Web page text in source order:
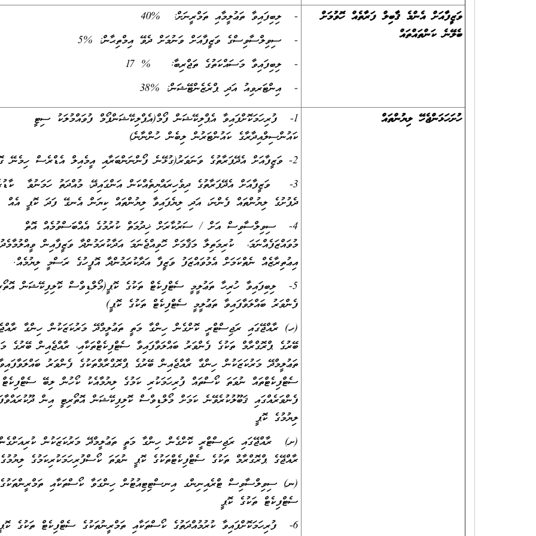
ވަޒީފާއަށް އެންމެ ޤާބިލް ފަރާތެއް ހޮވުމަށް
ބެލޭނެ ކަންތައްތައް
- ލިބިފައިވާ ތަޢުލީމާއި ތަމްރީނަށް: %40
- ސިވިލްސާވިސްގެ ވަޒީފާއަށް ވަނުމަށް ދެވޭ އިމްތިޙާން: %5
- ލިބިފައިވާ މަސައްކަތުގެ ތަޖްރިބާ: % 17
- އިންޓަރވިއު އަދި ޕްރެޒެންޓޭޝަން: %38
ހުށަހަޅަންޖެހޭ ލިޔުންތައް
1- ފުރިހަމަކޮށްފައިވާ އެޕްލިކޭޝަން ފޯމް(އެޕްލިކޭޝަންފޯމް ފުވައްމުލަކު ސިޓީ
ކައުންސިލްއިދާރާގެ ކައުންޓަރުން ލިބެން ހުންނާނެ)
2- ވަޒީފާއަށް އެދޭފަރާތުގެ ވަނަވަރު(ގުޅޭނެ ފޯންނަންބަރާއި އީމެއިލް އެޑްރެސް ހިމެނޭ ގޮތަށް)
3- ވަޒީފާއަށް އެދޭފަރާތުގެ ދިވެހިރައްޔިތެއްކަން އަންގައިދޭ، މުއްދަތު ހަމަނުވާ
ދެފުށުގެ ލިޔުންތައް ފެންނަ، އަދި ލިޔެފައިވާ ލިޔުންތައް ކިޔަން އެނގޭ ފަދަ ކޮޕީ އެއް
4- ސިވިލްސާވިސް އަށް / ސަރުކާރަށް ޚިދުމަތް ކުރުމުގެ އެއްބަސްވުމެއް އޮތް
މުވައްޒަފެއްނަމަ، ކުރިމަތިލާ މަޤާމަށް ހޮވިއްޖެނަމަ އަދާކުރަމުންދާ ވަޒީފާއިން ވީއްލުމާމެދު
އިޢުތިރާޒެއް ނެތްކަމަށް އެމުވައްޒަފު ވަޒީފާ އަދާކުރަމުންދާ އޮފީހުގެ ރަސްމީ ލިޔުމެއް.
5- ލިބިފައިވާ ހުރިހާ ތަޢުލީމީ ސެޓްފިކެޓް ތަކުގެ ކޮޕީ(މޯލްޑިވްސް ކޮލިފިކޭޝަން
ފެންވަރު ބައްލަވާފައިވާ ތަޢުލީމީ ސެޓްފިކެޓް ތަކުގެ ކޮޕީ)
(ހ) ރާއްޖޭގައި ރަޖިސްޓްރީ ކޮށްގެން ހިންގާ މަތީ ތަޢުލީމްދޭ މަރުކަޒަކުން ހިންގާ
ބޭރުގެ ޕްރޮގްރާމް ތަކުގެ ފެންވަރު ބައްލަވާފައިވާ ސެޓްފިކެޓްތަކާއި، ރާއްޖެއިން ބޭރުގެ
ތަޢުލީމްދޭ މަރުކަޒަކުން ހިންގާ ރާއްޖެއިން ބޭރުގެ ޕްރޮގްރާމްތަކުގެ ފެންވަރު
ސެޓްފިކެޓްތައް ނުވަތަ ކޯސްތައް ފުރިހަމަކުރި ކަމުގެ ލިޔުމާއެކު ކޯހުން ލިބޭ
ފެންވަރެއްގައި ޤަބޫލުކުރެވޭނެ ކަމަށް މޯލްޑިވްސް ކޮލިފިކޭޝަން އޮތޯރިޓީ އިން
ލިޔުމުގެ ކޮޕީ
(ށ) ރާއްޖޭގައި ރަޖިސްޓްރީ ކޮށްގެން ހިންގާ މަތީ ތަޢުލީމްދޭ މަރުކަޒަކުން
ރާއްޖޭގެ ޕްރޮގްރާމް ތަކުގެ ސެޓްފިކެޓްތަކުގެ ކޮޕީ ނުވަތަ ކޯސްފުރިހަމަކުރިކަމުގެ
(ނ) ސިވިލްސާވިސް ޓްރެއިނިންގ އިނސްޓިޓިއުޓުން ހިންގަވާ ކޯސްތަކާއި ތަމްރީންތަކުގެ
ސެޓްފިކެޓް ތަކުގެ ކޮޕީ
6- ފުރިހަމަކޮށްފައިވާ ކުރުމުއްދަތުގެ ކޯސްތަކާއި ތަމްރީނުތަކުގެ ސެޓްފިކެޓް ތަކުގެ ކޮޕީ